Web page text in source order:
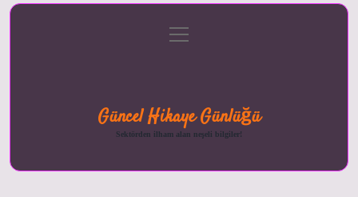
menüyü
aç
Güncel Hikaye Günlüğü
Sektörden ilham alan neşeli bilgiler!